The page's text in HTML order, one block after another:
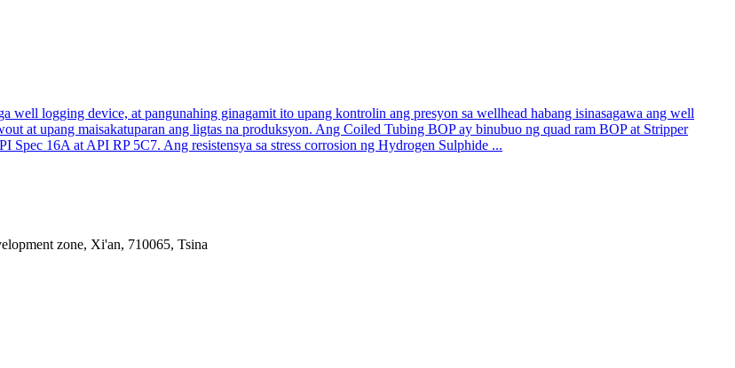
well logging device, at pangunahing ginagamit ito upang kontrolin ang presyon sa wellhead habang isinasagawa ang well
at upang maisakatuparan ang ligtas na produksyon. Ang Coiled Tubing BOP ay binubuo ng quad ram BOP at Stripper
16A at API RP 5C7. Ang resistensya sa stress corrosion ng Hydrogen Sulphide ...
zone, Xi'an, 710065, Tsina